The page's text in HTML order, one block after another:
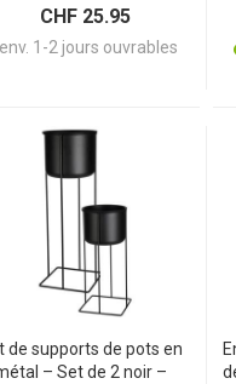
CHF 25.95
env. 1-2 jours ouvrables
de supports de pots en
– Set de 2 noir –